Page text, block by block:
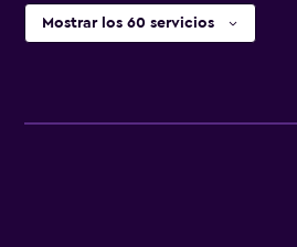
Mostrar los 60 servicios